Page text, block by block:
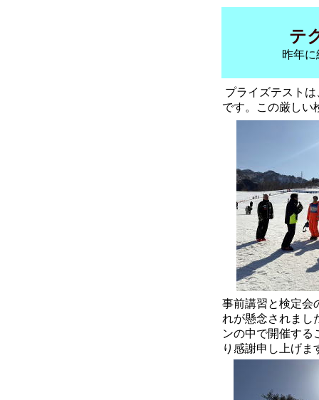
テ
昨年
プライズテスト
です。この厳しい
事前講習と検定会
れが懸念されまし
ンの中で開催する
り感謝申し上げま